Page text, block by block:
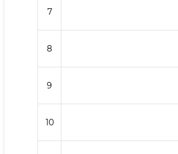
7
8
9
10